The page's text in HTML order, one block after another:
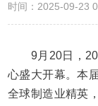
时间：2025-09-23
9月20日，
心盛大开幕。本
全球制造业精英